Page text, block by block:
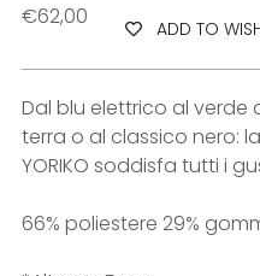
Regular
€62,00 ADD TO
Dal blu elettrico al verde
terra o al classico nero:
YORIKO soddisfa tutti i
66% poliestere 29%